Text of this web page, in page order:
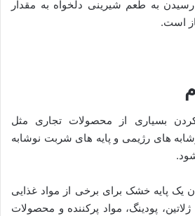
رسیدن به طعم شیرینی دلخواه به مقدار
است.
بسیاری از محصولات تجاری مثل
های رژیمی و پایه های شربت نوشابه
یک پایه خشک برای برخی از مواد غذایی
پودینگ، مواد پرکننده و محصولات